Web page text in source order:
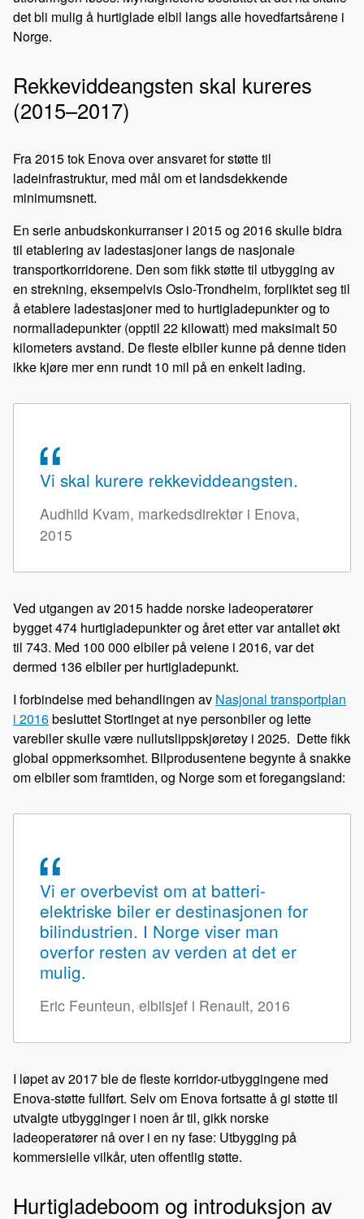
det bli mulig å hurtiglade elbil langs alle hovedfartsårene i
Norge.
Rekkeviddeangsten skal kureres
(2015–2017)
Fra 2015 tok Enova over ansvaret for støtte til
ladeinfrastruktur, med mål om et landsdekkende
minimumsnett.
En serie anbudskonkurranser i 2015 og 2016 skulle bidra
til etablering av ladestasjoner langs de nasjonale
transportkorridorene. Den som fikk støtte til utbygging av
en strekning, eksempelvis Oslo-Trondheim, forpliktet seg til
å etablere ladestasjoner med to hurtigladepunkter og to
normalladepunkter (opptil 22 kilowatt) med maksimalt 50
kilometers avstand. De fleste elbiler kunne på denne tiden
ikke kjøre mer enn rundt 10 mil på en enkelt lading.
Vi skal kurere rekkeviddeangsten.
Audhild Kvam, markedsdirektør i Enova,
2015
Ved utgangen av 2015 hadde norske ladeoperatører
bygget 474 hurtigladepunkter og året etter var antallet økt
til 743. Med 100 000 elbiler på veiene i 2016, var det
dermed 136 elbiler per hurtigladepunkt.
I forbindelse med behandlingen av Nasjonal transportplan
i 2016besluttet Stortinget at nye personbiler og lette
varebiler skulle være nullutslippskjøretøy i 2025. Dette fikk
global oppmerksomhet. Bilprodusentene begynte å snakke
om elbiler som framtiden, og Norge som et foregangsland:
Vi er overbevist om at batteri-
elektriske biler er destinasjonen for
bilindustrien. I Norge viser man
overfor resten av verden at det er
mulig.
Eric Feunteun, elbilsjef i Renault, 2016
I løpet av 2017 ble de fleste korridor-utbyggingene med
Enova-støtte fullført. Selv om Enova fortsatte å gi støtte til
utvalgte utbygginger i noen år til, gikk norske
ladeoperatører nå over i en ny fase: Utbygging på
kommersielle vilkår, uten offentlig støtte.
Hurtigladeboom og introduksjon av